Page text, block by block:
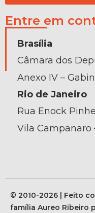
Entre em
Brasília
Câmara dos
Anexo IV –
Rio de Janeiro
Rua Enock
Vila Campanaro
© 2010-2026 | Feito
família Aureo Ribeiro